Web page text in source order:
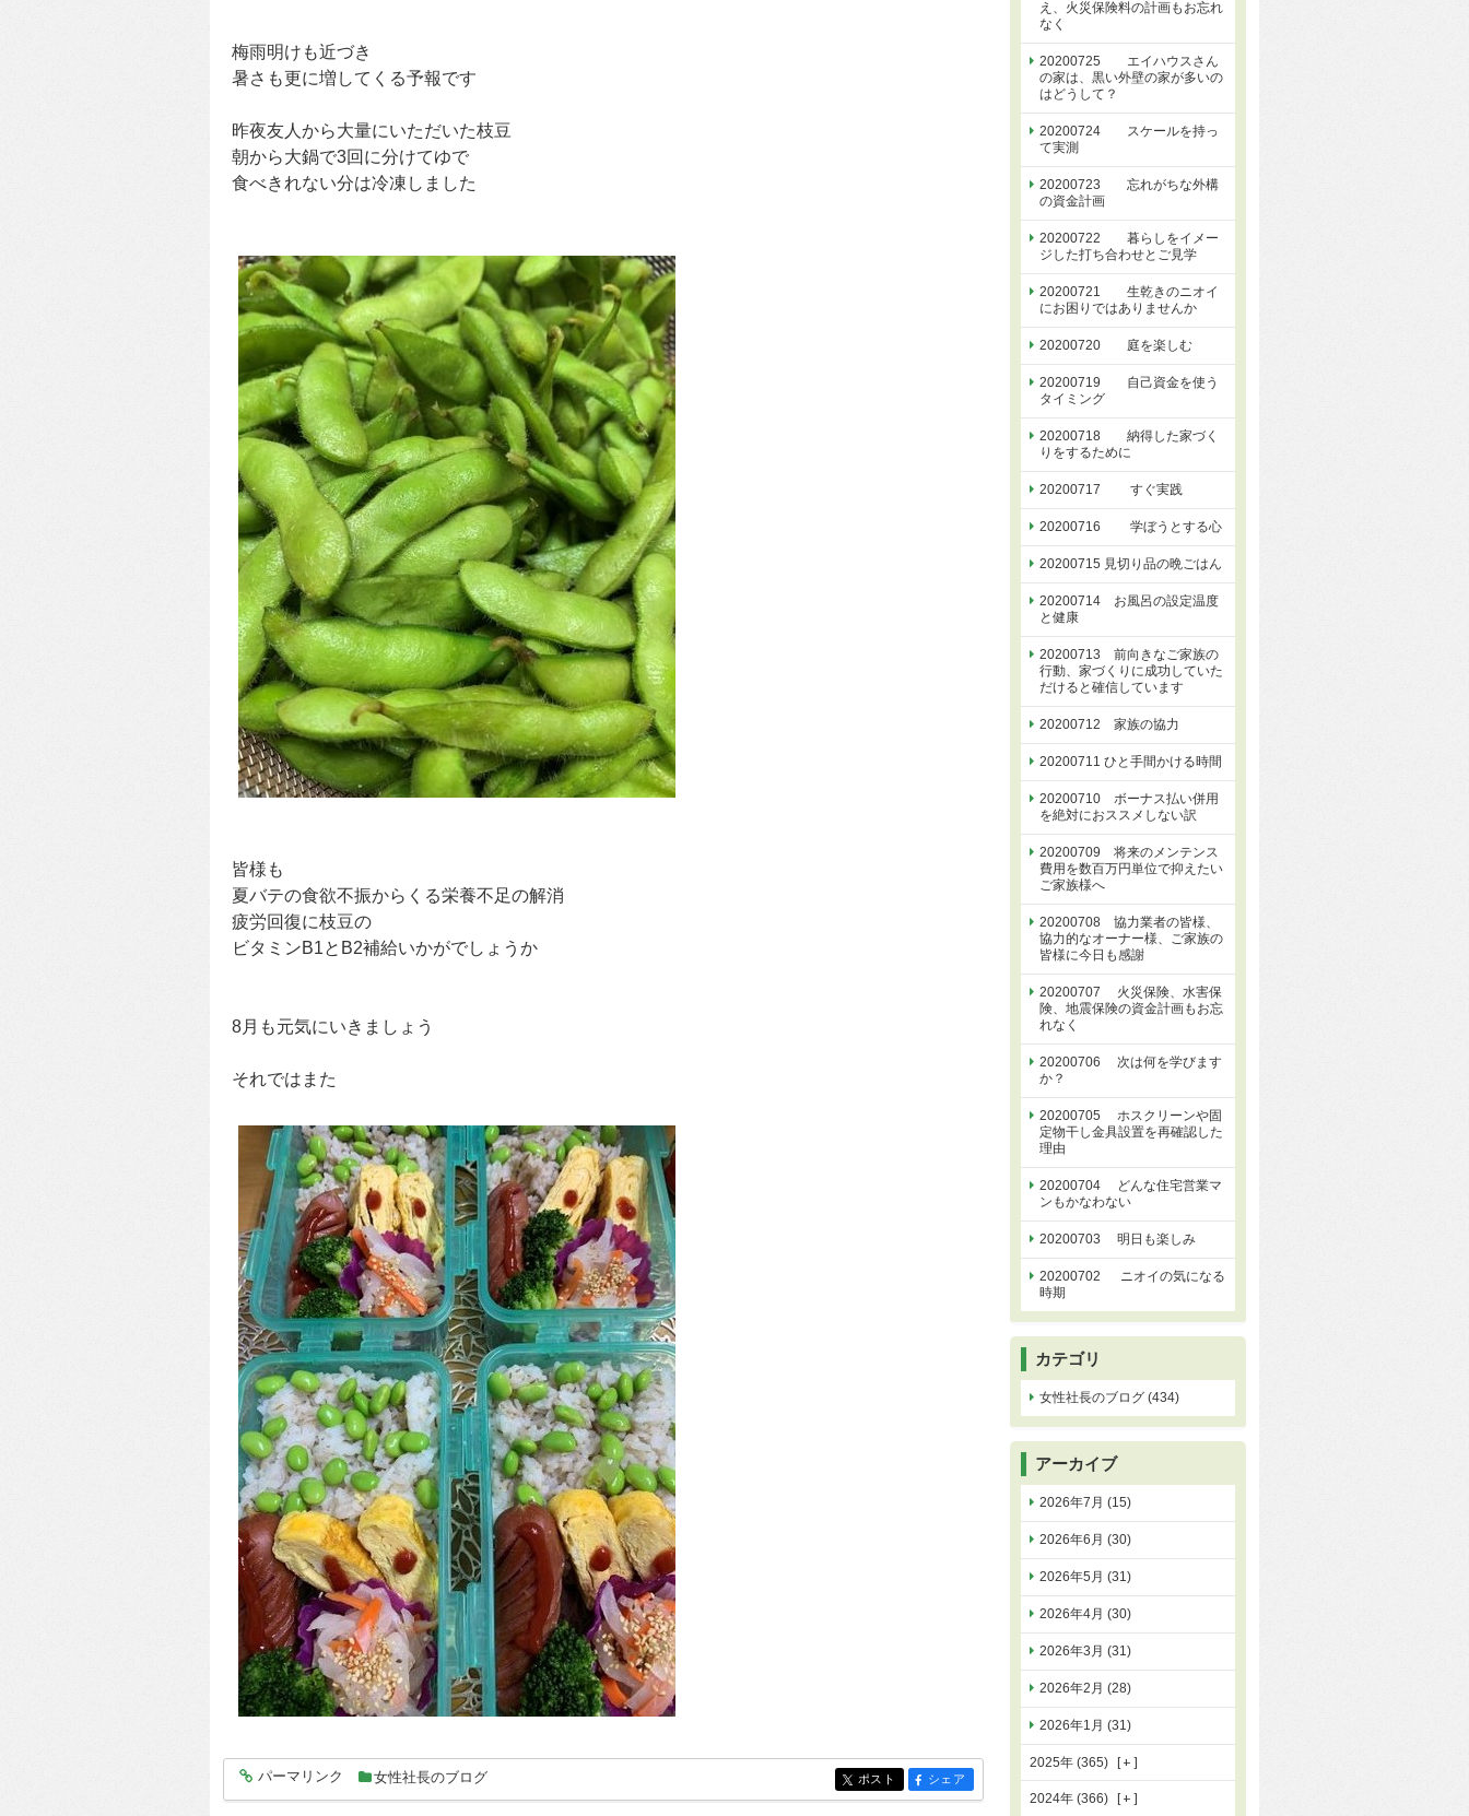
梅雨明けも近づき
暑さも更に増してくる予報です
昨夜友人から大量にいただいた枝豆
朝から大鍋で3回に分けてゆで
食べきれない分は冷凍しました
皆様も
夏バテの食欲不振からくる栄養不足の解消
疲労回復に枝豆の
ビタミンB1とB2補給いかがでしょうか
8月も元気にいきましょう
それではまた
entry5714
パーマリンク 女性社長のブログ entry5714
ポスト entry5714
シェア
え、火災保険料の計画もお忘れ
なく
20200725 エイハウスさん
の家は、黒い外壁の家が多いの
はどうして？
20200724 スケールを持っ
て実測
20200723 忘れがちな外構
の資金計画
20200722 暮らしをイメー
ジした打ち合わせとご見学
20200721 生乾きのニオイ
にお困りではありませんか
20200720 庭を楽しむ
20200719 自己資金を使う
タイミング
20200718 納得した家づく
りをするために
20200717 すぐ実践
20200716 学ぼうとする心
20200715 見切り品の晩ごはん
20200714 お風呂の設定温度
と健康
20200713 前向きなご家族の
行動、家づくりに成功していた
だけると確信しています
20200712 家族の協力
20200711 ひと手間かける時間
20200710 ボーナス払い併用
を絶対におススメしない訳
20200709 将来のメンテンス
費用を数百万円単位で抑えたい
ご家族様へ
20200708 協力業者の皆様、
協力的なオーナー様、ご家族の
皆様に今日も感謝
20200707 火災保険、水害保
険、地震保険の資金計画もお忘
れなく
20200706 次は何を学びます
か？
20200705 ホスクリーンや固
定物干し金具設置を再確認した
理由
20200704 どんな住宅営業マ
ンもかなわない
20200703 明日も楽しみ
20200702 ニオイの気になる
時期
カテゴリ
女性社長のブログ (434)
アーカイブ
2026年7月 (15)
2026年6月 (30)
2026年5月 (31)
2026年4月 (30)
2026年3月 (31)
2026年2月 (28)
2026年1月 (31)
2025年 (365)
2024年 (366)